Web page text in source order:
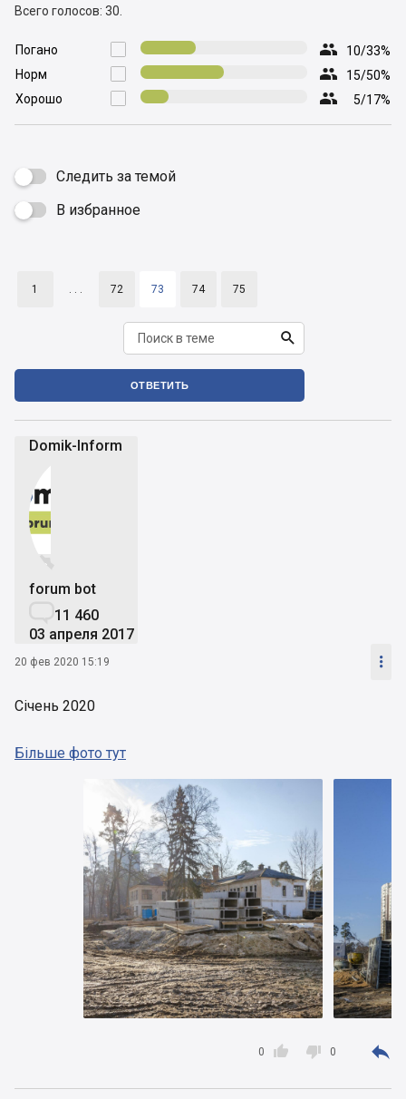
Всего голосов: 30.

Погано  10/33%

Норм  15/50%

Хорошо  5/17%
Следить за темой
 В избранное
1 . . . 72 73 74 75

ОТВЕТИТЬ
Domik-Inform


forum bot
11 460
03 апреля 2017
20 фев 2020 15:19 
Січень 2020
Більше фото тут

0  0 